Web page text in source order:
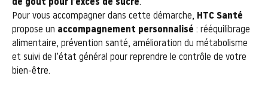
de goût pour l’excès de sucre.
Pour vous accompagner dans cette démarche, HTC Santé
propose un accompagnement personnalisé : rééquilibrage
alimentaire, prévention santé, amélioration du métabolisme
et suivi de l’état général pour reprendre le contrôle de votre
bien-être.